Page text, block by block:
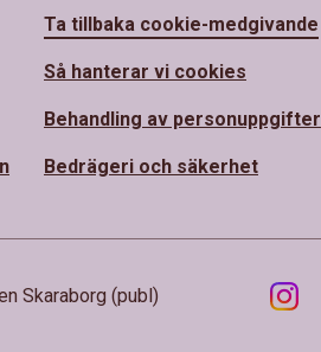
Ta tillbaka cookie-medgivande
Så hanterar vi cookies
Behandling av personuppgifter
Bedrägeri och säkerhet
Skaraborg (publ)